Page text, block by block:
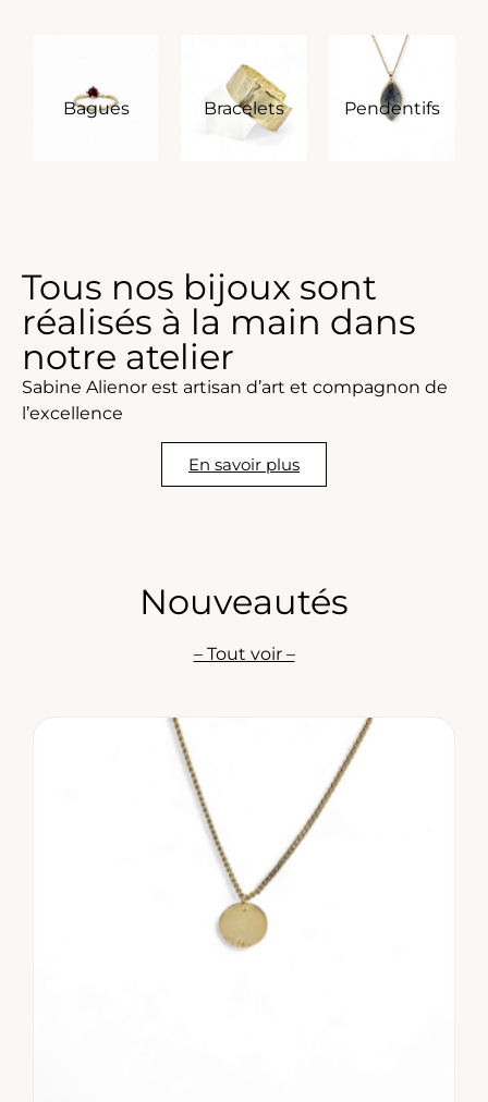
Bagues Bracelets Pendentifs
Tous nos bijoux sont
réalisés à la main dans
notre atelier
Sabine Alienor est artisan d’art et compagnon de
l’excellence
En savoir plus
Nouveautés
– Tout voir –